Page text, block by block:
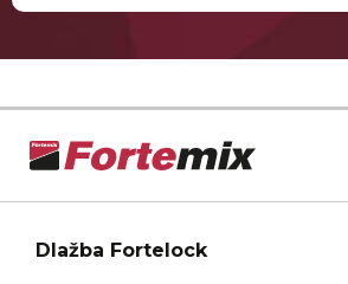
Dlažba Fortelock